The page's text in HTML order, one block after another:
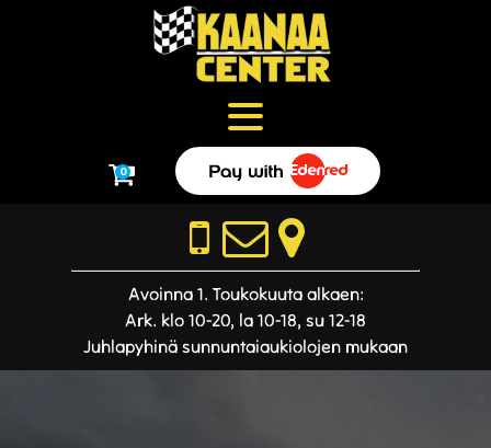
0
Avoinna 1. Toukokuuta alkaen:
Ark. klo 10-20, la 10-18, su 12-18
Juhlapyhinä sunnuntaiaukiolojen mukaan